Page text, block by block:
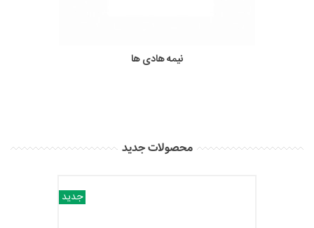
تغذیه و محافظ مدار
محصولات جدید
جدید